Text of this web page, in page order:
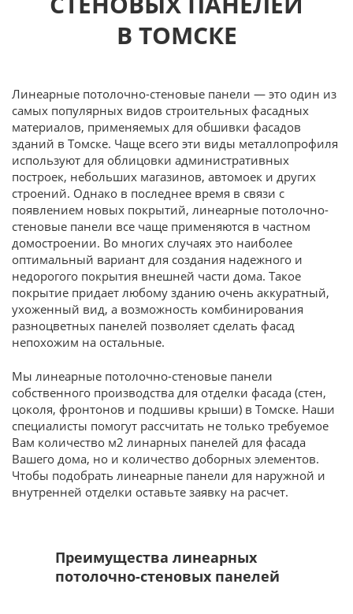
В ТОМСКЕ
Линеарные потолочно-стеновые панели — это один из
самых популярных видов строительных фасадных
материалов, применяемых для обшивки фасадов
зданий в Томске. Чаще всего эти виды металлопрофиля
используют для облицовки административных
построек, небольших магазинов, автомоек и других
строений. Однако в последнее время в связи с
появлением новых покрытий, линеарные потолочно-
стеновые панели все чаще применяются в частном
домостроении. Во многих случаях это наиболее
оптимальный вариант для создания надежного и
недорогого покрытия внешней части дома. Такое
покрытие придает любому зданию очень аккуратный,
ухоженный вид, а возможность комбинирования
разноцветных панелей позволяет сделать фасад
непохожим на остальные.
Мы линеарные потолочно-стеновые панели
собственного производства для отделки фасада (стен,
цоколя, фронтонов и подшивы крыши) в Томске. Наши
специалисты помогут рассчитать не только требуемое
Вам количество м2 линарных панелей для фасада
Вашего дома, но и количество доборных элементов.
Чтобы подобрать линеарные панели для наружной и
внутренней отделки оставьте заявку на расчет.
Преимущества линеарных
потолочно-стеновых панелей